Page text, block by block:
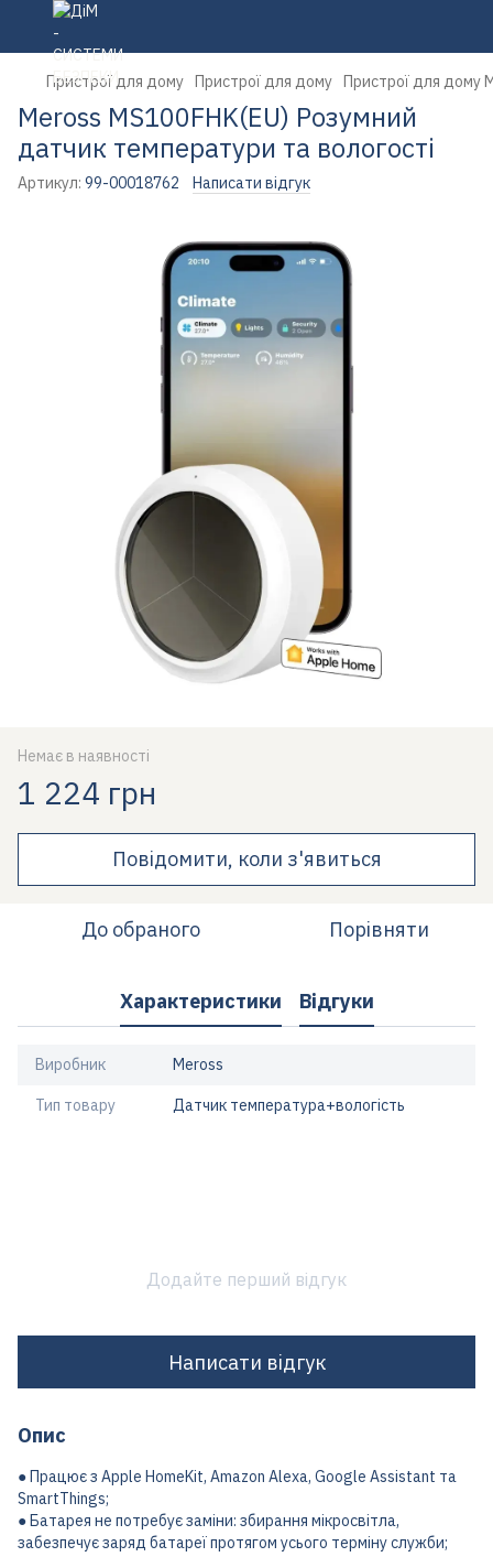
Пристрої для дому Пристрої для дому Пристрої для дому
Meross MS100FHK(EU) Розумний
датчик температури та вологості
Артикул: 99-00018762 Написати відгук
Немає в наявності
1 224 грн
Повідомити, коли з'явиться
До обраного Порівняти
Характеристики Відгуки
Виробник Meross
Тип товару Датчик температура+вологість
Додайте перший відгук
Написати відгук
Опис
● Працює з Apple HomeKit, Amazon Alexa, Google Assistant та
SmartThings;
● Батарея не потребує заміни: збирання мікросвітла,
забезпечує заряд батареї протягом усього терміну служби;